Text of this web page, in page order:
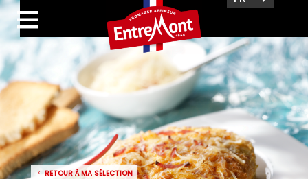
RETOUR À MA SÉLECTION